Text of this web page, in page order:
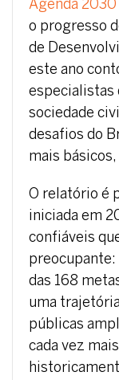
Agenda 2030
o progresso
de
este ano
especialistas
sociedade
desafios do
mais
O relatório é
iniciada em
confiáveis
preocupante:
das 168
uma
públicas
cada vez